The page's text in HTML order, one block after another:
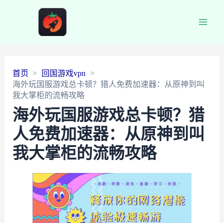
首页
回国游戏vpn
海外玩国服游戏总卡顿？猎人免费加速器：从原神到叫
我大掌柜的流畅攻略
海外玩国服游戏总卡顿？猎
人免费加速器：从原神到叫
我大掌柜的流畅攻略